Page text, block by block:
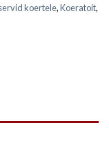
koertele,Koeratoit,